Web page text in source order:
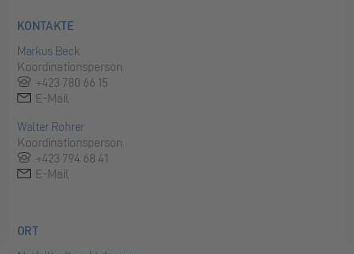
KONTAKTE
Markus Beck
Koordinationsperson
+423 780 66 15
E-Mail
Walter Rohrer
Koordinationsperson
+423 794 68 41
E-Mail
ORT